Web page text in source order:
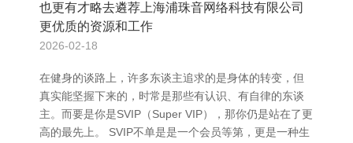
也更有才略去遴荐上海浦珠音网络科技有限公司
更优质的资源和工作
2026-02-18
在健身的谈路上，许多东谈主追求的是身体的转变，但
真实能坚握下来的，时常是那些有认识、有自律的东谈
主。而要是你是SVIP（Super VIP），那你仍是站在了更
高的最先上。 SVIP不单是是一个会员等第，更是一种生